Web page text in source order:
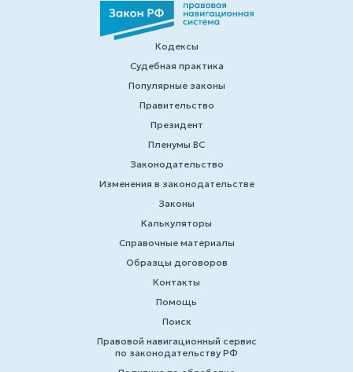
Кодексы
Судебная практика
Популярные законы
Правительство
Президент
Пленумы ВС
Законодательство
Изменения в законодательстве
Законы
Калькуляторы
Справочные материалы
Образцы договоров
Контакты
Помощь
Поиск
Правовой навигационный сервис
по законодательству РФ